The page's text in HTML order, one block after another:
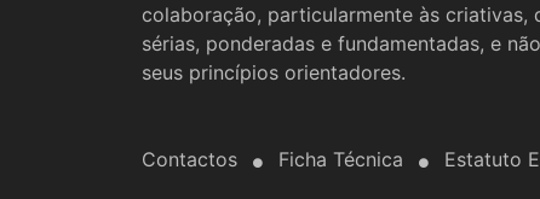
colaboração, particularmente às criativas,
sérias, ponderadas e fundamentadas, e
seus princípios orientadores.
Contactos Ficha Técnica Estatuto